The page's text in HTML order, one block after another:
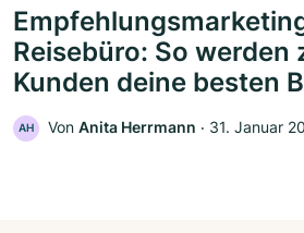
Reisebüro: So werden
Kunden deine besten
AH Von Anita Herrmann ‧ 31. Januar